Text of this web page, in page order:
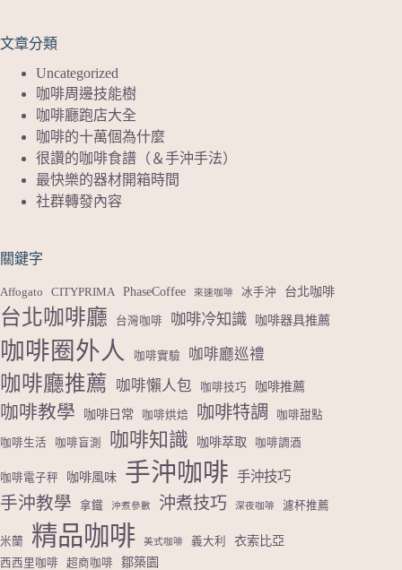
文章分類
Uncategorized
咖啡周邊技能樹
咖啡廳跑店大全
咖啡的十萬個為什麼
很讚的咖啡食譜（＆手沖手法）
最快樂的器材開箱時間
社群轉發內容
關鍵字
Affogato CITYPRIMA PhaseCoffee 來速咖啡 冰手沖 台北咖啡
台北咖啡廳 台灣咖啡 咖啡冷知識 咖啡器具推薦
咖啡圈外人 咖啡實驗 咖啡廳巡禮
咖啡廳推薦 咖啡懶人包 咖啡技巧 咖啡推薦
咖啡教學 咖啡日常 咖啡烘焙 咖啡特調 咖啡甜點
咖啡生活 咖啡盲測 咖啡知識 咖啡萃取 咖啡調酒
咖啡電子秤 咖啡風味 手沖咖啡 手沖技巧
手沖教學 拿鐵 沖煮參數 沖煮技巧 深夜咖啡 濾杯推薦
米蘭 精品咖啡 美式咖啡 義大利 衣索比亞
西西里咖啡 超商咖啡 鄒築園